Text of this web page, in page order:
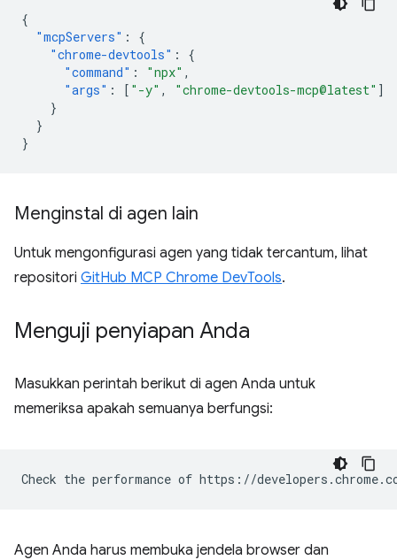
{
"mcpServers" :
{
"chrome-devtools" :
{
"command" : "npx" ,
"args" : [ "-y" , "chrome-devtools-mcp@latest" ]
}
}
}
Menginstal di agen lain
Untuk mengonfigurasi agen yang tidak tercantum, lihat
repositori GitHub MCP Chrome DevTools.
Menguji penyiapan Anda
Masukkan perintah berikut di agen Anda untuk
memeriksa apakah semuanya berfungsi:
Agen Anda harus membuka jendela browser dan